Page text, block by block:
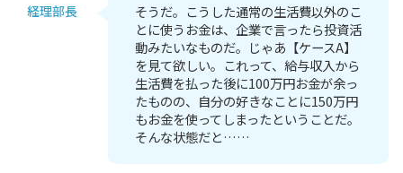
経理部長
そうだ。こうした通常の生活費以外のこ
とに使うお金は、企業で言ったら投資活
動みたいなものだ。じゃあ【ケースA】
を見て欲しい。これって、給与収入から
生活費を払った後に100万円お金が余っ
たものの、自分の好きなことに150万円
もお金を使ってしまったということだ。
そんな状態だと……